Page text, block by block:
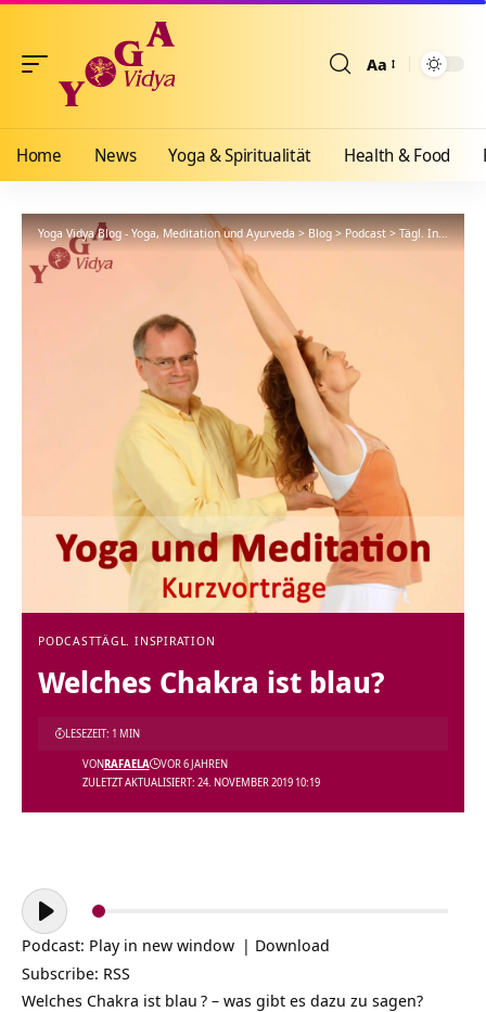
Aa
Home News Yoga & Spiritualität Health & Food
Yoga Vidya Blog - Yoga, Meditation und Ayurveda>Blog>Podcast>Tägl. Inspiration
PODCASTTÄGL. INSPIRATION
Welches Chakra ist blau?
ZULETZT AKTUALISIERT: 24. NOVEMBER 2019 10:19
VONRAFAELA VOR 6 JAHREN
LESEZEIT: 1 MIN
Audio-
Player
Podcast: Play in new window | Download
Subscribe: RSS
Welches Chakra ist blau ? – was gibt es dazu zu sagen?